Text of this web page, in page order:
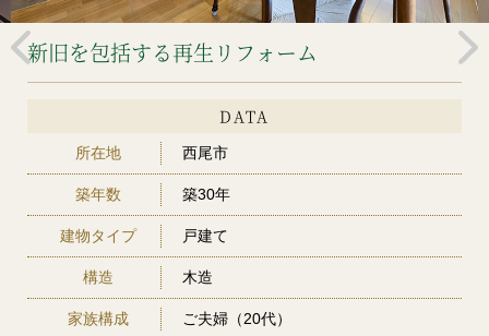
新旧を包括する再生リフォーム
DATA
所在地 西尾市
築年数 築30年
建物タイプ 戸建て
構造 木造
家族構成 ご夫婦（20代）